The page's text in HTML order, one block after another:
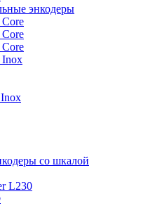
энкодеры
Inox
со шкалой
L230